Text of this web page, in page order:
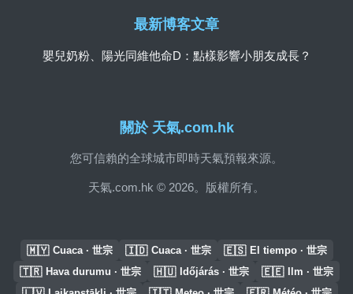
關於 天氣.com.hk
您可信賴的全球城市即時天氣預報來源。
天氣.com.hk © 2026。版權所有。
最新博客文章
嬰兒奶粉、陽光同維他命D：點樣影響小朋友成長？
🇲🇾 Cuaca · 世宗 🇮🇩 Cuaca · 世宗 🇪🇸 El tiempo · 世宗
🇹🇷 Hava durumu · 世宗 🇭🇺 Időjárás · 世宗 🇪🇪 Ilm · 世宗